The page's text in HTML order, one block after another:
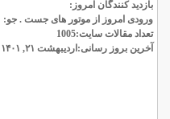
بازدید کنندگان امروز:
ورودی امروز از موتور های جست . جو:
تعداد مقالات سایت:1005
آخرین بروز رسانی:اردیبهشت ۲۱, ۱۴۰۱